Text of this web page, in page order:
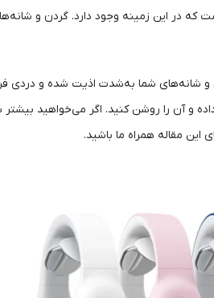
که در این زمینه وجود دارد. گردن و
شانه‌های شما به‌شدت اذیت شده و دردی
و آن را روشن کنید. اگر می‌خواهید بیشتر
این مقاله همراه ما باشید.